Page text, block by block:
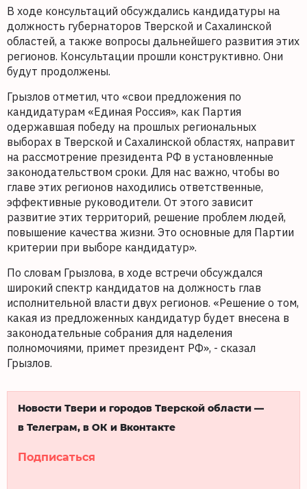
В ходе консультаций обсуждались кандидатуры на
должность губернаторов Тверской и Сахалинской
областей, а также вопросы дальнейшего развития этих
регионов. Консультации прошли конструктивно. Они
будут продолжены.
Грызлов отметил, что «свои предложения по
кандидатурам «Единая Россия», как Партия
одержавшая победу на прошлых региональных
выборах в Тверской и Сахалинской областях, направит
на рассмотрение президента РФ в установленные
законодательством сроки. Для нас важно, чтобы во
главе этих регионов находились ответственные,
эффективные руководители. От этого зависит
развитие этих территорий, решение проблем людей,
повышение качества жизни. Это основные для Партии
критерии при выборе кандидатур».
По словам Грызлова, в ходе встречи обсуждался
широкий спектр кандидатов на должность глав
исполнительной власти двух регионов. «Решение о том,
какая из предложенных кандидатур будет внесена в
законодательные собрания для наделения
полномочиями, примет президент РФ», - сказал
Грызлов.
Новости Твери и городов Тверской области —
в Телеграм, в ОК и Вконтакте
Подписаться